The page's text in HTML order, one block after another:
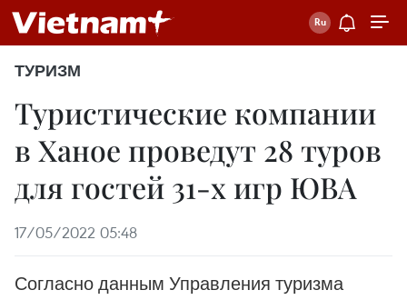
ТУРИЗМ
Туристические компании
в Ханое проведут 28 туров
для гостей 31-х игр ЮВА
17/05/2022 05:48
Согласно данным Управления туризма